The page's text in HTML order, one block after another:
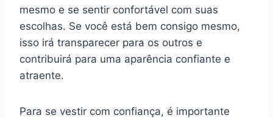
mesmo e se sentir confortável com suas
escolhas. Se você está bem consigo mesmo,
isso irá transparecer para os outros e
contribuirá para uma aparência confiante e
atraente.
Para se vestir com confiança, é importante